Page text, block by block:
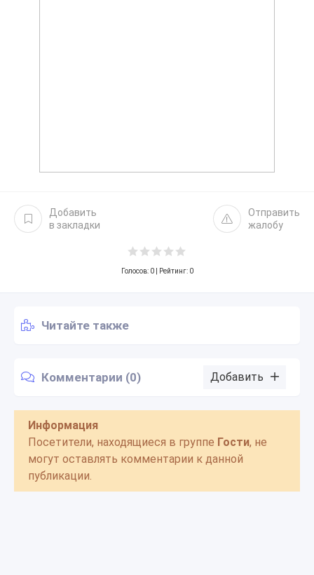
Добавить
в закладки
Отправить
жалобу
Голосов: 0| Рейтинг: 0
Читайте также
Комментарии (0) Добавить
Информация
Посетители, находящиеся в группе Гости, не
могут оставлять комментарии к данной
публикации.